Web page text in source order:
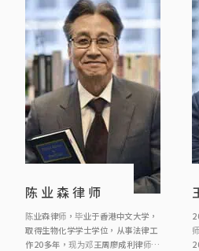
陈业森律师
陈业森律师，毕业于香港中文大学，
取得生物化学学士学位，从事法律工
作20多年，现为邓王周廖成利律师行